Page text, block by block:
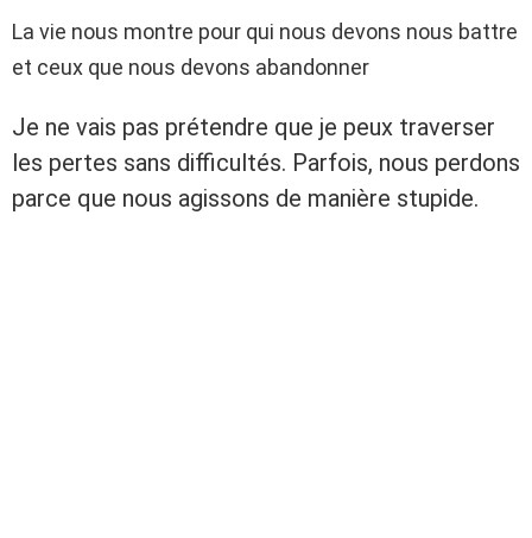
La vie nous montre pour qui nous devons nous battre
et ceux que nous devons abandonner
Je ne vais pas prétendre que je peux traverser
les pertes sans difficultés. Parfois, nous perdons
parce que nous agissons de manière stupide.